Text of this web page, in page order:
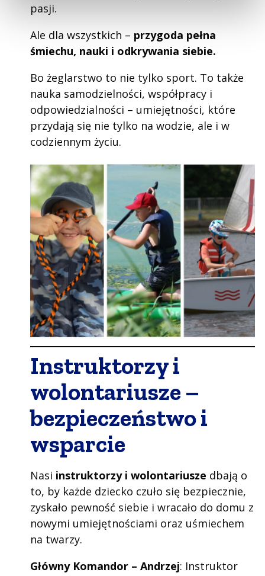
pasji.
Ale dla wszystkich – przygoda pełna
śmiechu, nauki i odkrywania siebie.
Bo żeglarstwo to nie tylko sport. To także
nauka samodzielności, współpracy i
odpowiedzialności – umiejętności, które
przydają się nie tylko na wodzie, ale i w
codziennym życiu.
Instruktorzy i
wolontariusze –
bezpieczeństwo i
wsparcie
Nasi instruktorzy i wolontariusze dbają o
to, by każde dziecko czuło się bezpiecznie,
zyskało pewność siebie i wracało do domu z
nowymi umiejętnościami oraz uśmiechem
na twarzy.
Główny Komandor – Andrzej: Instruktor